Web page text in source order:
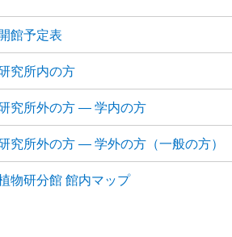
館予定表
究所内の方
究所外の方 ― 学内の方
究所外の方 ― 学外の方（一般の方）
物研分館 館内マップ